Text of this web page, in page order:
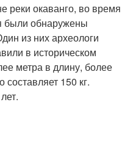
реки окаванго, во время
были обнаружены
из них археологи
в историческом
метра в длину, более
150 кг.